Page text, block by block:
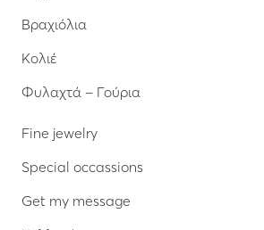
Βραχιόλια
Κολιέ
Φυλαχτά – Γούρια
Fine jewelry
Special occassions
Get my message